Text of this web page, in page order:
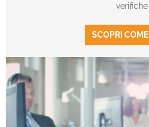
verifiche
SCOPRI COME